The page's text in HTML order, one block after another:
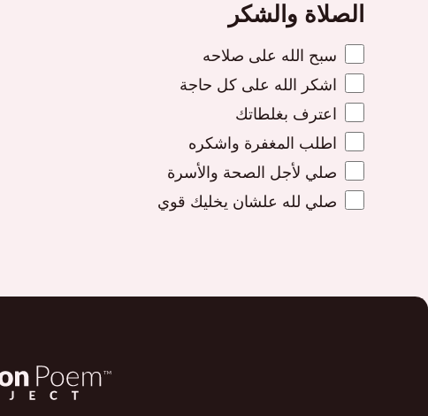
الصلاة والشكر
سبح الله على صلاحه
اشكر الله على كل حاجة
اعترف بغلطاتك
اطلب المغفرة واشكره
صلي لأجل الصحة والأسرة
صلي لله علشان يخليك قوي